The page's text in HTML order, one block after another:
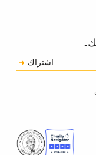
اشتراك